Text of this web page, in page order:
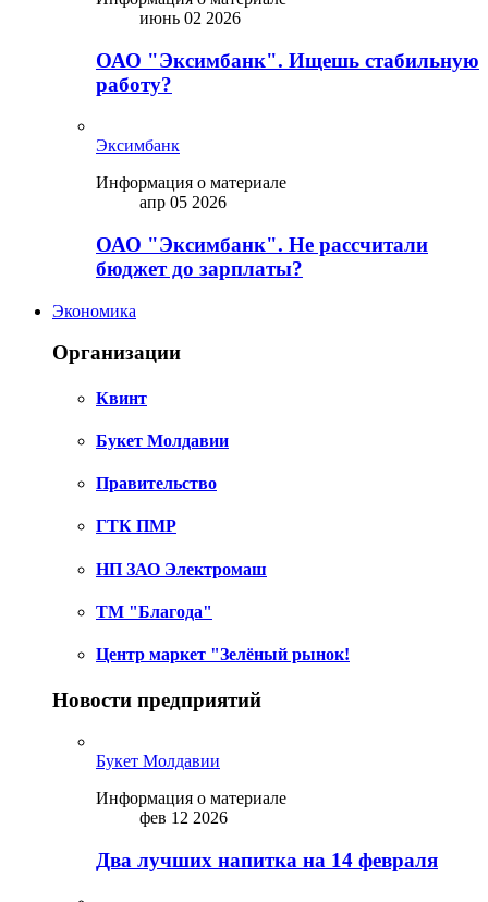
июнь 02 2026
ОАО "Эксимбанк". Ищешь стабильную
работу?
Эксимбанк
Информация о материале
апр 05 2026
ОАО "Эксимбанк". Не рассчитали
бюджет до зарплаты?
Экономика
Организации
Квинт
Букет Молдавии
Правительство
ГТК ПМР
НП ЗАО Электромаш
ТМ "Благода"
Центр маркет "Зелёный рынок!
Новости предприятий
Букет Молдавии
Информация о материале
фев 12 2026
Два лучших напитка на 14 февраля